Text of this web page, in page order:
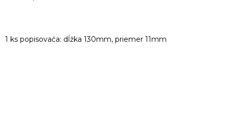
1 ks popisovača: dĺžka 130mm, priemer 11mm